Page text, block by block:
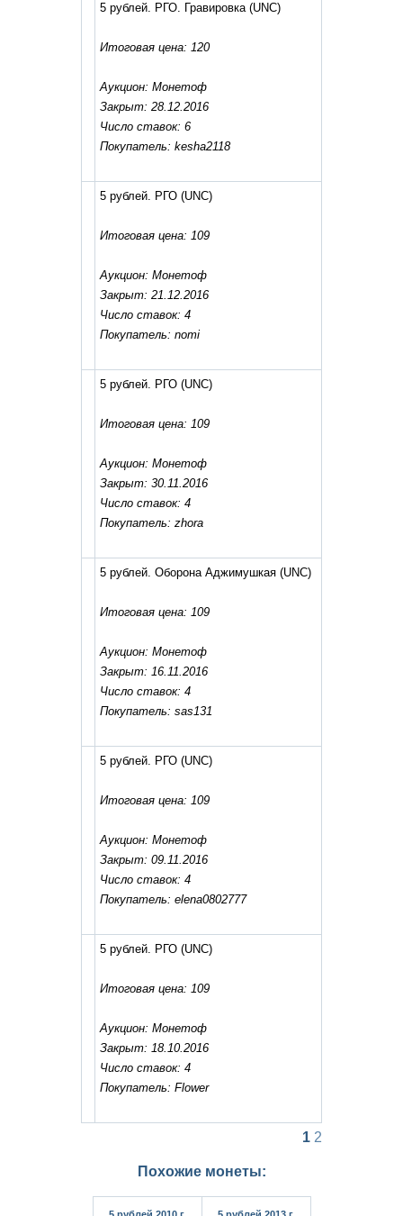
5 рублей. РГО. Гравировка(UNC)
Итоговая цена: 120
Аукцион: Монетоф
Закрыт: 28.12.2016
Число ставок: 6
Покупатель: kesha2118
5 рублей. РГО (UNC)
Итоговая цена: 109
Аукцион: Монетоф
Закрыт: 21.12.2016
Число ставок: 4
Покупатель: nomi
5 рублей. РГО (UNC)
Итоговая цена: 109
Аукцион: Монетоф
Закрыт: 30.11.2016
Число ставок: 4
Покупатель: zhora
5 рублей. Оборона Аджимушкая (UNC)
Итоговая цена: 109
Аукцион: Монетоф
Закрыт: 16.11.2016
Число ставок: 4
Покупатель: sas131
5 рублей. РГО (UNC)
Итоговая цена: 109
Аукцион: Монетоф
Закрыт: 09.11.2016
Число ставок: 4
Покупатель: elena0802777
5 рублей. РГО (UNC)
Итоговая цена: 109
Аукцион: Монетоф
Закрыт: 18.10.2016
Число ставок: 4
Покупатель: Flower
1 2
Похожие монеты: